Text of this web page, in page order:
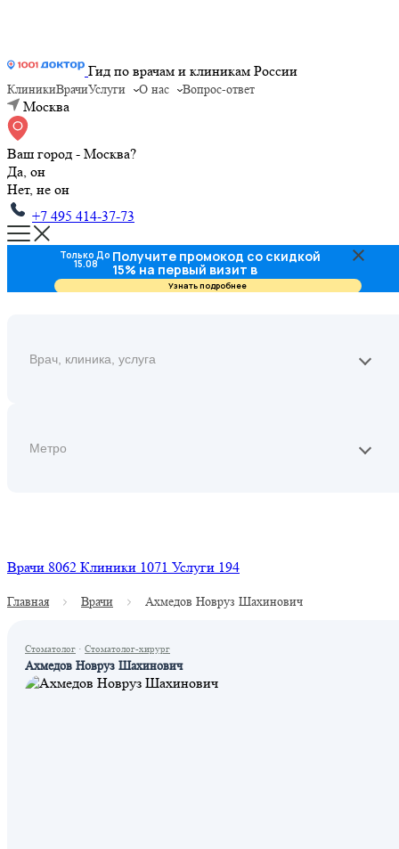
Гид по врачам и клиникам России
КлиникиВрачиУслуги О нас Вопрос-ответ
Москва
Ваш город - Москва?
Да, он
Нет, не он
+7 495 414-37-73
Врачи 8062 Клиники 1071 Услуги 194
Главная Врачи Ахмедов Новруз Шахинович
Стоматолог · Стоматолог-хирург
Ахмедов Новруз Шахинович
Только До
15.08 Получите промокод со скидкой
15% на первый визит в
стоматологию
Узнать подробнее